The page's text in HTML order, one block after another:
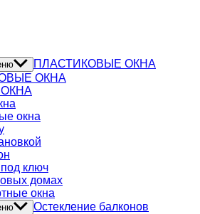
ПЛАСТИКОВЫЕ ОКНА
ОКНА
окна
ключ
домах
окна
Остекление балконов